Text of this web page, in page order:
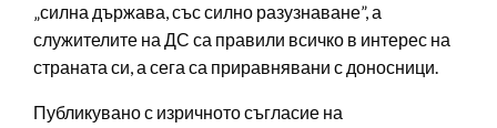
„силна държава, със силно разузнаване”, а
служителите на ДС са правили всичко в интерес на
страната си, а сега са приравнявани с доносници.
Публикувано с изричното съгласие на